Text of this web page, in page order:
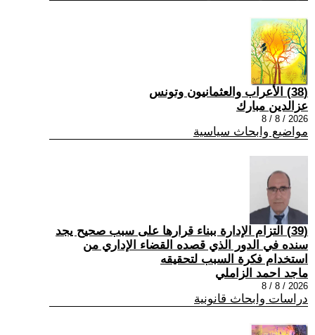
(38) الأعراب والعثمانيون وتونس
عزالدين مبارك
2026 / 8 / 8
مواضيع وابحاث سياسية
(39) التزام الإدارة ببناء قرارها على سبب صحیح یجد
سنده في الدور الذي قصده القضاء الإداري من
استخدام فكرة السبب لتحقیقه
ماجد احمد الزاملي
2026 / 8 / 8
دراسات وابحاث قانونية